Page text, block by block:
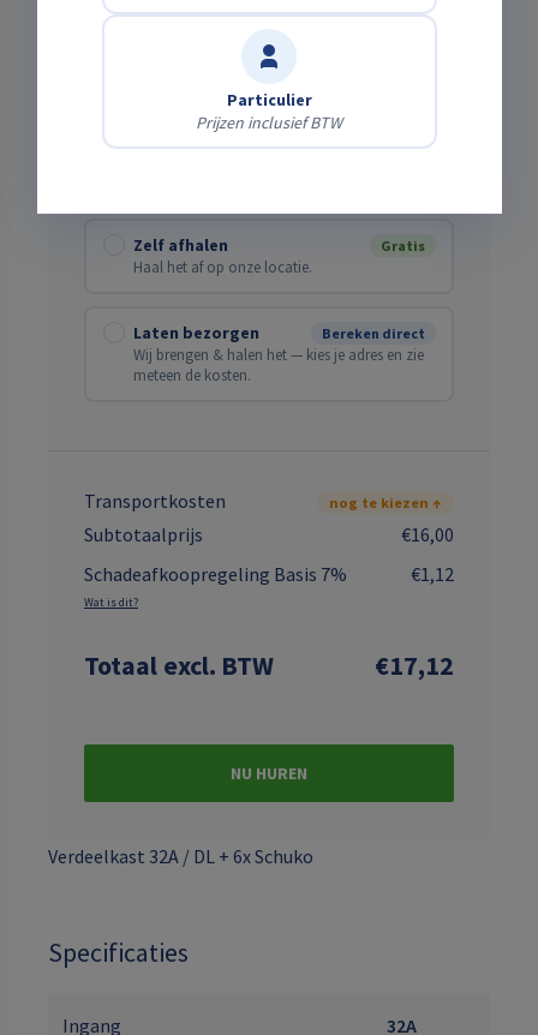
Verwachte einddatum
Gratis
Zelf afhalen
Haal het af op onze locatie.
Bereken direct
Laten bezorgen
Wij brengen & halen het — kies je adres en zie
meteen de kosten.
Transportkosten nog te kiezen ↑
Subtotaalprijs
€16,00
Schadeafkoopregeling Basis 7%
€1,12
Wat is dit?
Totaal excl. BTW €17,12
NU HUREN
Verdeelkast 32A / DL + 6x Schuko
Specificaties
Ingang 32A
Particulier
Prijzen inclusief BTW